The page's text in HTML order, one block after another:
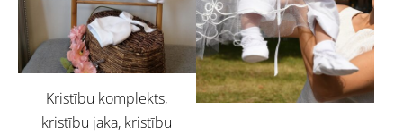
Kristību komplekts,
kristību jaka, kristību